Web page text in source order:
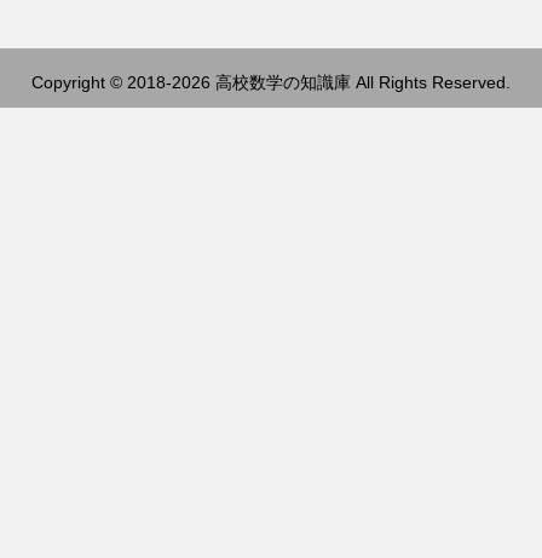
Copyright © 2018-2026 高校数学の知識庫 All Rights Reserved.